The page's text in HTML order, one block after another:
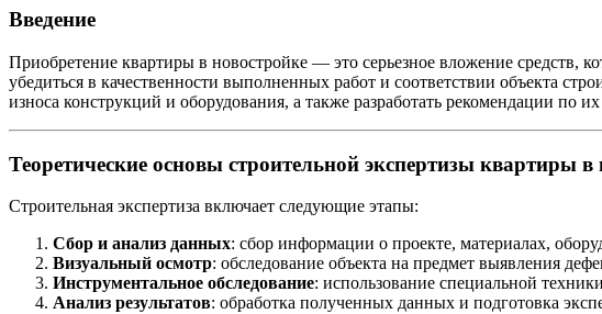
Введение
Приобретение квартиры в новостройке — это серьезное вложение средств,
убедиться в качественности выполненных работ и соответствии объекта
износа конструкций и оборудования, а также разработать рекомендации по
Теоретические основы строительной экспертизы квартиры в
Строительная экспертиза включает следующие этапы:
Сбор и анализ данных: сбор информации о проекте, материалах,
Визуальный осмотр: обследование объекта на предмет выявления
Инструментальное обследование: использование специальной
Анализ результатов: обработка полученных данных и подготовка